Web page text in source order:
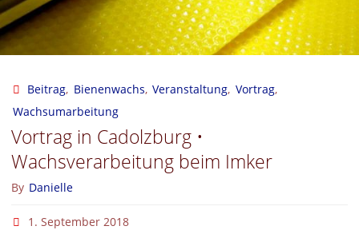
–
Möglichkeit
der
Wachsübergabe"
Beitrag, Bienenwachs, Veranstaltung, Vortrag,
Wachsumarbeitung
Vortrag in Cadolzburg •
Wachsverarbeitung beim Imker
By Danielle
1. September 2018